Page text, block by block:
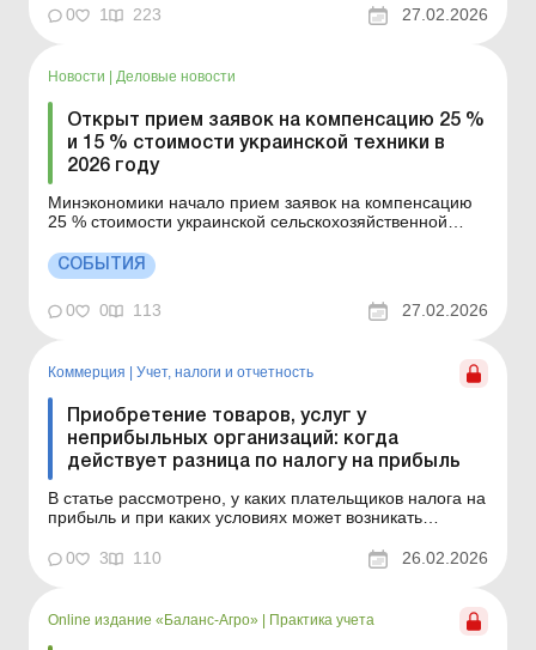
средств) – включать в первоначальную стоимость
(капитализировать) или в расходы периода? Ситуация.
планируе...
0 1 223 27.02.2026
Новости | Деловые новости
Открыт прием заявок на компенсацию 25 %
и 15 % стоимости украинской техники в
2026 году
Минэкономики начало прием заявок на компенсацию
25 % стоимости украинской сельскохозяйственной
промышленной техники и оборудования в 2026 году.
Больше по теме: Компенсация от государства за
налогообложения и учет...
СОБЫТИЯ
0 0 113 27.02.2026
Коммерция Учет, налоги и отчетность
Приобретение товаров, услуг у
неприбыльных организаций: когда
действует разница по налогу на прибыль
В статье рассмотрено, у каких плательщиков налога на
прибыль и при каких условиях может возникать
неприбыльных организаций, а также на примерах
показано, как вычислить сумму такой разницы.
средство у благ...
0 3 110 26.02.2026
Online издание «Баланс-Агро» Практика учета